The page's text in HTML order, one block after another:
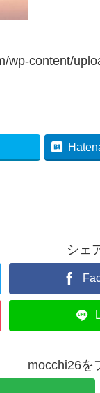
wp-content/
シェ
mocchi26を